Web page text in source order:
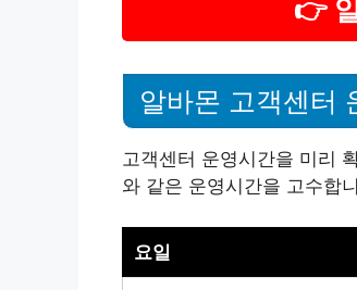
👉
알바몬 고객센터
고객센터 운영시간을 미리
와 같은 운영시간을 고수합
요일